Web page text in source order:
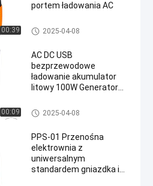
00:39
portem ładowania AC
Przenośna elektrownia
2025-04-08
00:09
AC DC USB
bezprzewodowe
ładowanie akumulator
litowy 100W Generator
energii słonecznej
kemping na zewnątrz
energia
Przenośna elektrownia
2025-04-08
PPS-01 Przenośna
elektrownia z
uniwersalnym
standardem gniazdka i